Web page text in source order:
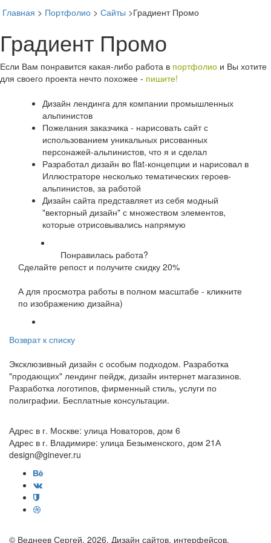
Главная > Портфолио > Сайты >Градиент Промо
Градиент Промо
Если Вам понравится какая-либо работа в портфолио и Вы хотите
для своего проекта нечто похожее - пишите!
Дизайн лендинга для компании промышленных
альпинистов
Пожелания заказчика - нарисовать сайт с
использованием уникальных рисованных
персонажей-альпинистов, что я и сделал
Разработал дизайн во flat-концепции и нарисовал в
Иллюстраторе несколько тематических героев-
альпинистов, за работой
Дизайн сайта представляет из себя модный
"векторный дизайн" с множеством элементов,
которые отрисовывались напрямую
Понравилась работа?
Сделайте репост и получите скидку 20%
А для просмотра работы в полном масштабе - кликните
по изображению дизайна)
Возврат к списку
Эксклюзивный дизайн с особым подходом. Разработка
"продающих" лендинг пейдж, дизайн интернет магазинов.
Разработка логотипов, фирменный стиль, услуги по
полиграфии. Бесплатные консультации.
Адрес в г. Москве: улица Новаторов, дом 6
Адрес в г. Владимире: улица Безыменского, дом 21А
design@ginever.ru
© Веднеев Сергей, 2026. Дизайн сайтов, интерфейсов,